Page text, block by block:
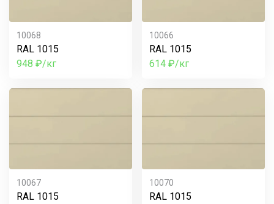
10068
RAL 1015
948 ₽/кг
10066
RAL 1015
614 ₽/кг
10067
RAL 1015
10070
RAL 1015